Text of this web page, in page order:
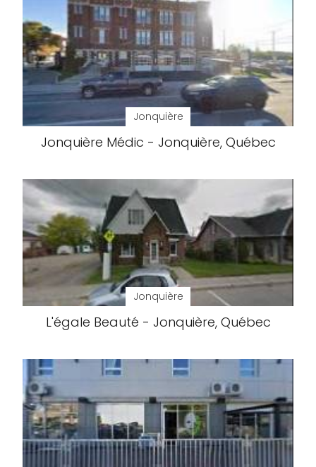
Jonquière
Jonquière Médic - Jonquière, Québec
Jonquière
L'égale Beauté - Jonquière, Québec